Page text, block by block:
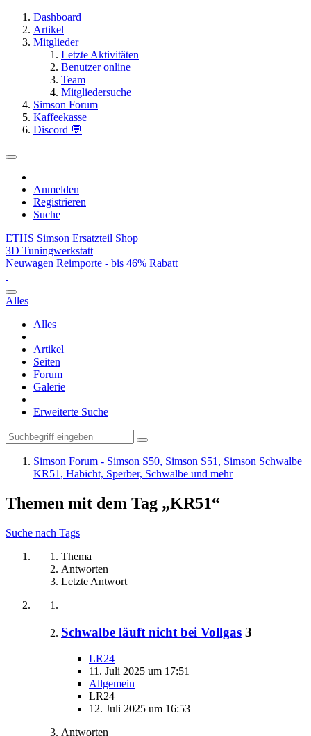
Dashboard
Artikel
Mitglieder
Letzte Aktivitäten
Benutzer online
Team
Mitgliedersuche
Simson Forum
Kaffeekasse
Discord 💬
Anmelden
Registrieren
Suche
ETHS Simson Ersatzteil Shop
3D Tuningwerkstatt
Neuwagen Reimporte - bis 46% Rabatt
Alles
Alles
Artikel
Seiten
Forum
Galerie
Erweiterte Suche
Simson Forum - Simson S50, Simson S51, Simson Schwalbe
KR51, Habicht, Sperber, Schwalbe und mehr
Themen mit dem Tag „KR51“
Suche nach Tags
Thema
Antworten
Letzte Antwort
Schwalbe läuft nicht bei Vollgas 3
LR24
11. Juli 2025 um 17:51
Allgemein
LR24
12. Juli 2025 um 16:53
Antworten